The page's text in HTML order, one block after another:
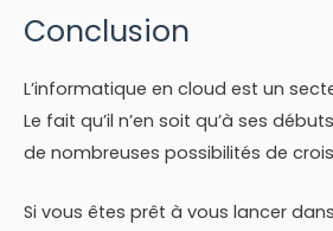
Conclusion
L’informatique en cloud est un
Le fait qu’il n’en soit qu’à ses
de nombreuses possibilités de
Si vous êtes prêt à vous lancer